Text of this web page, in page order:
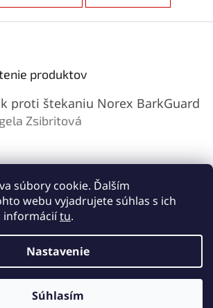
súbory cookie. Ďalším
webu vyjadrujete súhlas s ich
informáciítu.
Nastavenie
Súhlasím
produktov
proti štekaniu Norex BarkGuard
produktu je 5 z 5 hviezdičiek.
Zsibritová
Vytvoril Shoptet
. Všetky práva vyhradené.Upraviť
nastavenie cookies